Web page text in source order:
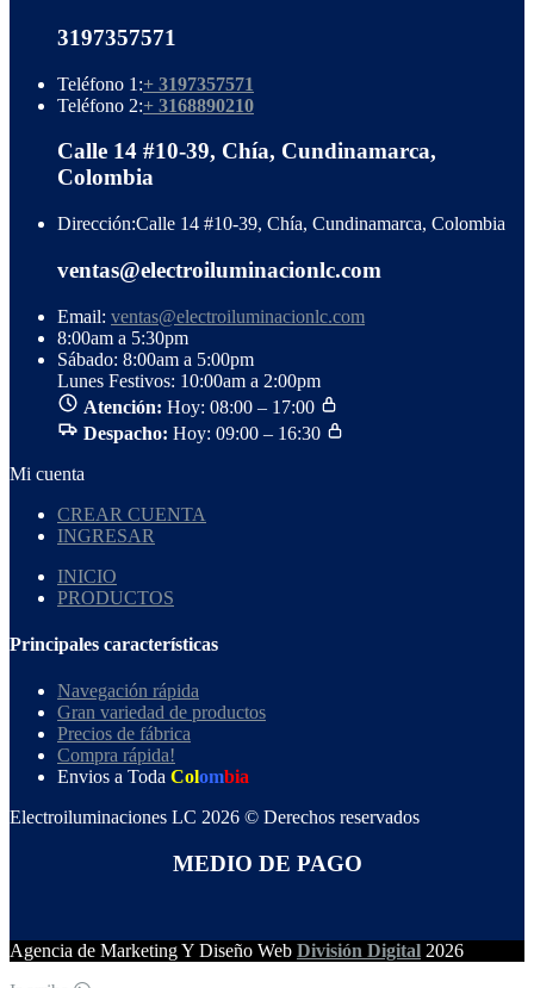
3197357571
Teléfono 1:+ 3197357571
Teléfono 2:+ 3168890210
Calle 14 #10-39, Chía, Cundinamarca,
Colombia
Dirección:Calle 14 #10-39, Chía, Cundinamarca, Colombia
ventas@electroiluminacionlc.com
Email: ventas@electroiluminacionlc.com
8:00am a 5:30pm
Sábado: 8:00am a 5:00pm
Lunes Festivos: 10:00am a 2:00pm
Atención: Hoy: 08:00 – 17:00
Despacho: Hoy: 09:00 – 16:30
Mi cuenta
CREAR CUENTA
INGRESAR
INICIO
PRODUCTOS
Principales características
Navegación rápida
Gran variedad de productos
Precios de fábrica
Compra rápida!
Envios a Toda Colombia
Electroiluminaciones LC 2026 © Derechos reservados
MEDIO DE PAGO
Agencia de Marketing Y Diseño Web División Digital 2026